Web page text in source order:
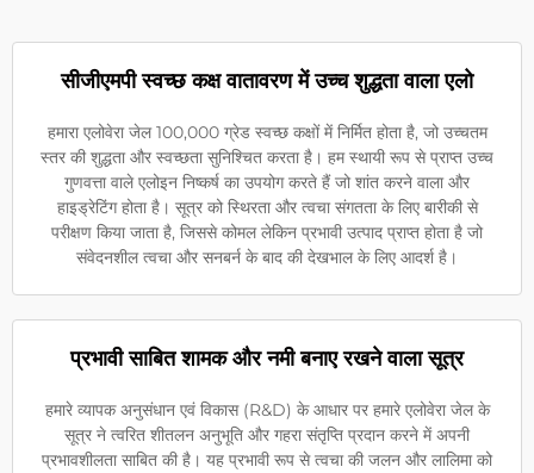
सीजीएमपी स्वच्छ कक्ष वातावरण में उच्च शुद्धता वाला एलो
हमारा एलोवेरा जेल 100,000 ग्रेड स्वच्छ कक्षों में निर्मित होता है, जो उच्चतम
स्तर की शुद्धता और स्वच्छता सुनिश्चित करता है। हम स्थायी रूप से प्राप्त उच्च
गुणवत्ता वाले एलोइन निष्कर्ष का उपयोग करते हैं जो शांत करने वाला और
हाइड्रेटिंग होता है। सूत्र को स्थिरता और त्वचा संगतता के लिए बारीकी से
परीक्षण किया जाता है, जिससे कोमल लेकिन प्रभावी उत्पाद प्राप्त होता है जो
संवेदनशील त्वचा और सनबर्न के बाद की देखभाल के लिए आदर्श है।
प्रभावी साबित शामक और नमी बनाए रखने वाला सूत्र
हमारे व्यापक अनुसंधान एवं विकास (R&D) के आधार पर हमारे एलोवेरा जेल के
सूत्र ने त्वरित शीतलन अनुभूति और गहरा संतृप्ति प्रदान करने में अपनी
प्रभावशीलता साबित की है। यह प्रभावी रूप से त्वचा की जलन और लालिमा को